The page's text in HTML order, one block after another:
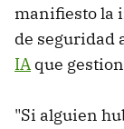
manifiesto la
de seguridad
IA que
"Si alguien